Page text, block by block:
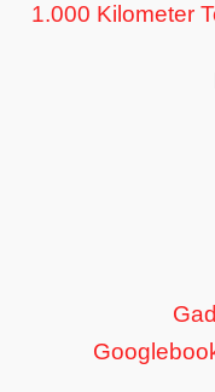
1.000 Kilometer